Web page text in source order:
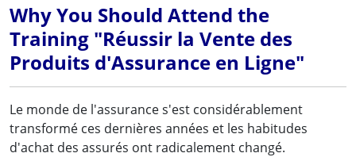
Why You Should Attend the
Training "Réussir la Vente des
Produits d'Assurance en Ligne"
Le monde de l'assurance s'est considérablement
transformé ces dernières années et les habitudes
d'achat des assurés ont radicalement changé.